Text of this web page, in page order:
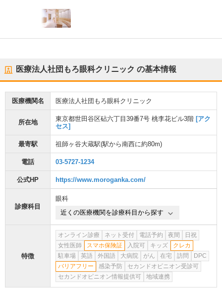
医療法人社団もろ眼科クリニック の基本情報
医療機関名 医療法人社団もろ眼科クリニック
所在地 東京都世田谷区砧六丁目39番7号 桃李花ビル3階 [アク
セス]
最寄駅 祖師ヶ谷大蔵駅(駅から南西に約80m)
電話 03-5727-1234
公式HP https://www.moroganka.com/
診療科目
眼科
近くの医療機関を診療科目から探す
特徴
オンライン診療 ネット受付 電話予約 夜間
日祝
女性医師
スマホ保険証 入院可 キッズ
クレカ
駐車場
英語 外国語 大病院 がん 在宅 訪問
DPC
バリアフリー
感染予防
セカンドオピニオン受診可
セカンドオピニオン情報提供可
地域連携